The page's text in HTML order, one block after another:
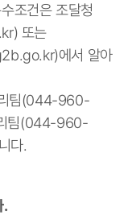
조건은 조달청
또는
에서 알아
리팀(044-960-
팀(044-960-
다.
.